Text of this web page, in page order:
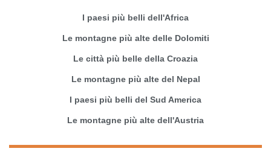
I paesi più belli dell'Africa
Le montagne più alte delle Dolomiti
Le città più belle della Croazia
Le montagne più alte del Nepal
I paesi più belli del Sud America
Le montagne più alte dell'Austria